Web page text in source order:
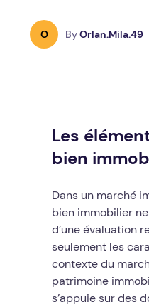
O ByOrlan.Mila.49
Les
bien
Dans un marché
bien immobilier
d’une évaluation
seulement les
contexte du
patrimoine
s’appuie sur des